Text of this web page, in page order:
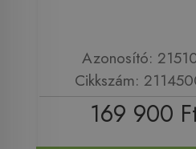
Azonosító:
Cikkszám:
169 900